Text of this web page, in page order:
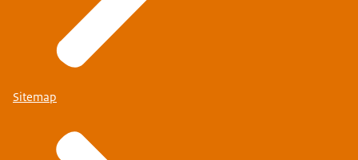
Sitemap